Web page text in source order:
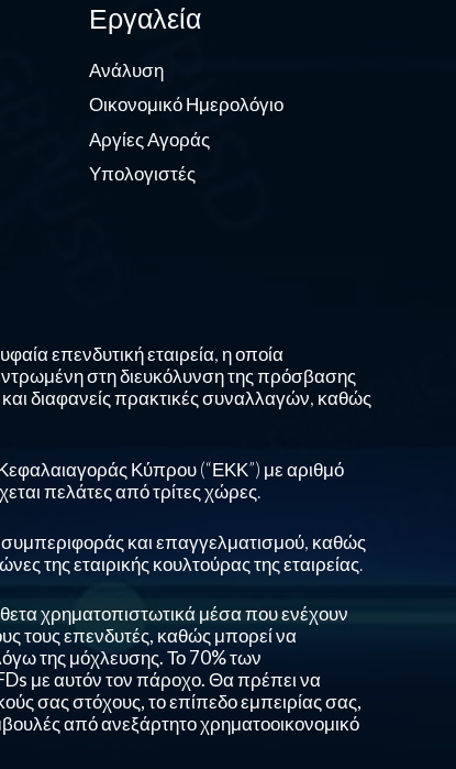
Εργαλεία
Ανάλυση
Οικονομικό Ημερολόγιο
Αργίες Αγοράς
Υπολογιστές
επενδυτική εταιρεία, η οποία
στη διευκόλυνση της πρόσβασης
διαφανείς πρακτικές συναλλαγών, καθώς
Κεφαλαιαγοράς Κύπρου (“ΕΚΚ”) με αριθμό
πελάτες από τρίτες χώρες.
και επαγγελματισμού, καθώς
της εταιρικής κουλτούρας της εταιρείας.
χρηματοπιστωτικά μέσα που ενέχουν
τους επενδυτές, καθώς μπορεί να
της μόχλευσης. Το70%των
με αυτόν τον πάροχο. Θα πρέπει να
σας στόχους, το επίπεδο εμπειρίας σας,
από ανεξάρτητο χρηματοοικονομικό